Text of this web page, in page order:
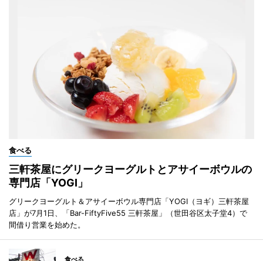
食べる
三軒茶屋にグリークヨーグルトとアサイーボウルの
専門店「YOGI」
グリークヨーグルト＆アサイーボウル専門店「YOGI（ヨギ）三軒茶屋
店」が7月1日、「Bar-FiftyFive55 三軒茶屋」（世田谷区太子堂4）で
間借り営業を始めた。
食べる